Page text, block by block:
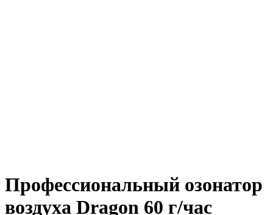
Профессиональный озонатор
воздуха Dragon 60 г/час